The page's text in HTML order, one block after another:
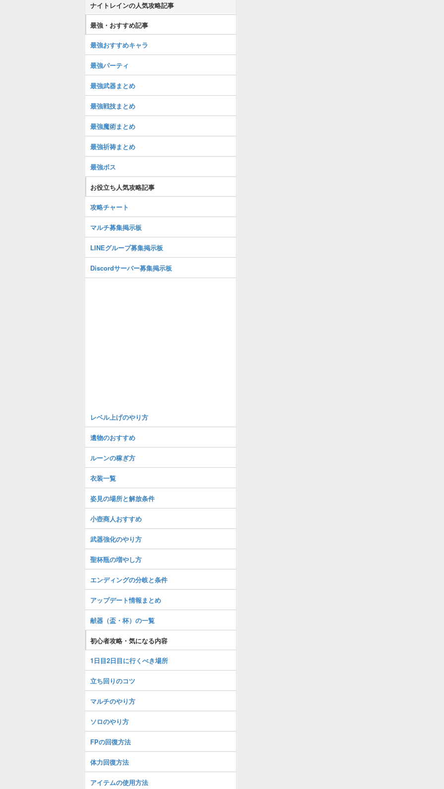
ナイトレインの人気攻略記事
最強・おすすめ記事
最強おすすめキャラ
最強パーティ
最強武器まとめ
最強戦技まとめ
最強魔術まとめ
最強祈祷まとめ
最強ボス
お役立ち人気攻略記事
攻略チャート
マルチ募集掲示板
LINEグループ募集掲示板
Discordサーバー募集掲示板
レベル上げのやり方
遺物のおすすめ
ルーンの稼ぎ方
衣装一覧
姿見の場所と解放条件
小壺商人おすすめ
武器強化のやり方
聖杯瓶の増やし方
エンディングの分岐と条件
アップデート情報まとめ
献器（盃・杯）の一覧
初心者攻略・気になる内容
1日目2日目に行くべき場所
立ち回りのコツ
マルチのやり方
ソロのやり方
FPの回復方法
体力回復方法
アイテムの使用方法